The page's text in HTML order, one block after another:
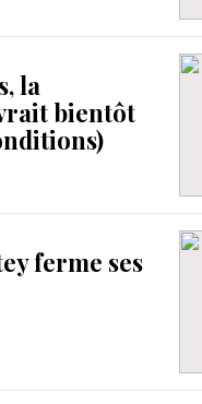
la
bientôt
ferme ses